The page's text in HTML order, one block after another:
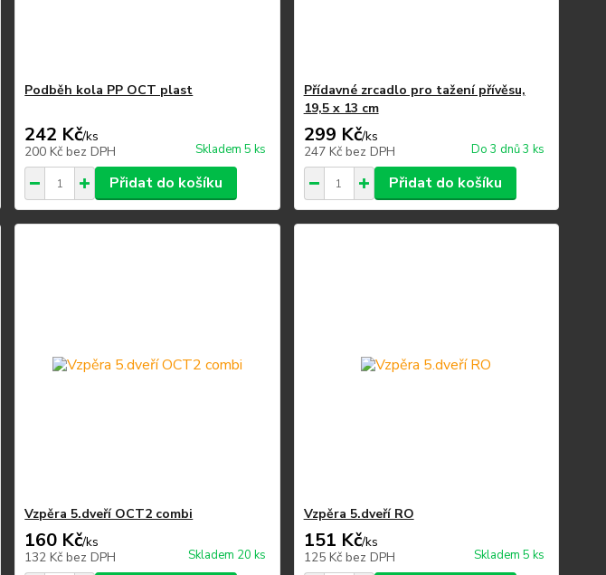
Podběh kola PP OCT plast
242 Kč/ks
200 Kčbez DPH Skladem 5 ks
Přidat do košíku
Přídavné zrcadlo pro tažení přívěsu,
19,5 x 13 cm
299 Kč/ks
247 Kč bez DPH Do 3 dnů 3 ks
Přidat do košíku
Vzpěra 5.dveří OCT2 combi
160 Kč/ks
132 Kčbez DPH Skladem 20 ks
Vzpěra 5.dveří RO
151 Kč/ks
125 Kč bez DPH Skladem 5 ks